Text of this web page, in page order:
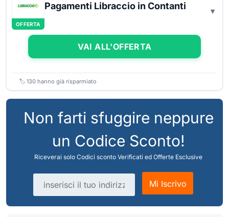
OFFERTA
Pagamenti Libraccio in Contanti
VAI ALL'OFFERTA
🏷️ 130 hanno già risparmiato
Non farti sfuggire neppure
un Codice Sconto!
Riceverai solo Codici sconto Verificati ed Offerte Esclusive
Indirizzo email
Mi Iscrivo